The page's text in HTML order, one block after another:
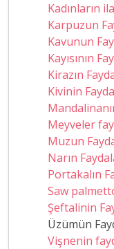
Kadınların
Karpuzun
Kavunun
Kayısının
Kirazın
Kivinin
Meyveler
Muzun
Narın
Portakalın
Saw
Şeftalinin
Üzümün
Vişnenin